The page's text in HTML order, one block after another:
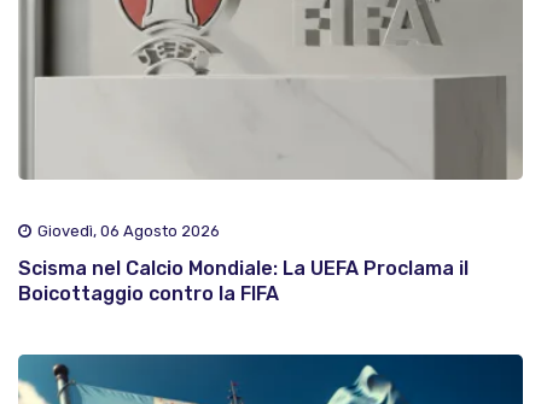
Giovedì, 06 Agosto 2026
Scisma nel Calcio Mondiale: La UEFA Proclama il
Boicottaggio contro la FIFA